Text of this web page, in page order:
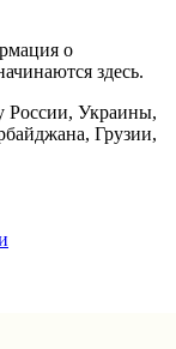
о
здесь.
России, Украины,
Грузии,